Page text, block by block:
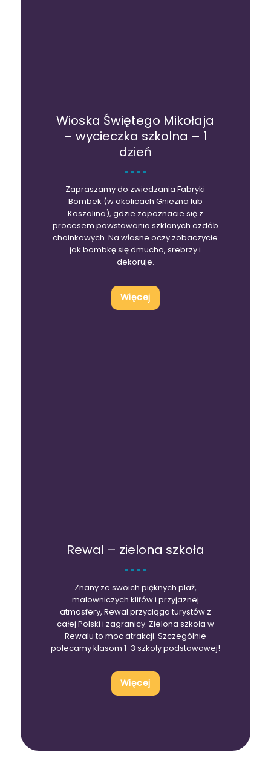
Wioska Świętego Mikołaja
– wycieczka szkolna – 1
dzień
Zapraszamy do zwiedzania Fabryki
Bombek (w okolicach Gniezna lub
Koszalina), gdzie zapoznacie się z
procesem powstawania szklanych ozdób
choinkowych. Na własne oczy zobaczycie
jak bombkę się dmucha, srebrzy i
dekoruje.
Więcej
Rewal – zielona szkoła
Znany ze swoich pięknych plaż,
malowniczych klifów i przyjaznej
atmosfery, Rewal przyciąga turystów z
całej Polski i zagranicy. Zielona szkoła w
Rewalu to moc atrakcji. Szczególnie
polecamy klasom 1-3 szkoły podstawowej!
Więcej